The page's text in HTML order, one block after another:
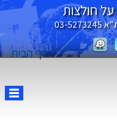
חולצות
03-5273245
דף הבית